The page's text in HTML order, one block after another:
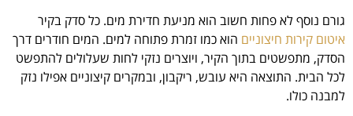
גורם נוסף לא פחות חשוב הוא מניעת חדירת מים. כל סדק בקיר
איטום קירות חיצוניים הוא כמו זמרת פתוחה למים. המים חודרים דרך
הסדק, מתפשטים בתוך הקיר, ויוצרים נזקי לחות שעלולים להתפשט
לכל הבית. התוצאה היא עובש, ריקבון, ובמקרים קיצוניים אפילו נזק
למבנה כולו.